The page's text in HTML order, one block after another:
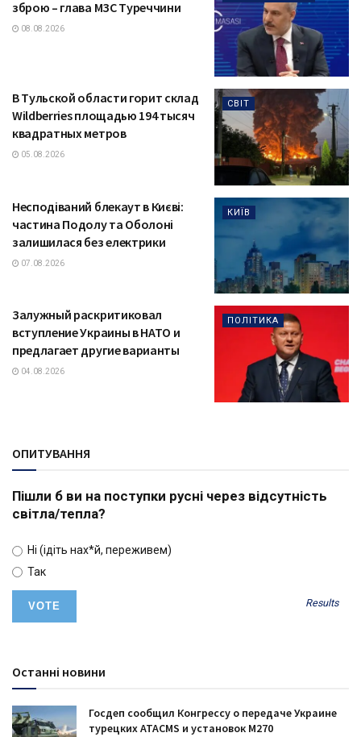
зброю – глава МЗС Туреччини
08.08.2026
СВІТ
В Тульской области горит склад
Wildberries площадью 194 тысяч
квадратных метров
05.08.2026
КИЇВ
Несподіваний блекаут в Києві:
частина Подолу та Оболоні
залишилася без електрики
07.08.2026
ПОЛІТИКА
Залужный раскритиковал
вступление Украины в НАТО и
предлагает другие варианты
04.08.2026
ОПИТУВАННЯ
Пішли б ви на поступки русні через відсутність
світла/тепла?
Ні (ідіть нах*й, переживем)
Так
Results
Останні новини
Госдеп сообщил Конгрессу о передаче Украине
турецких ATACMS и установок M270